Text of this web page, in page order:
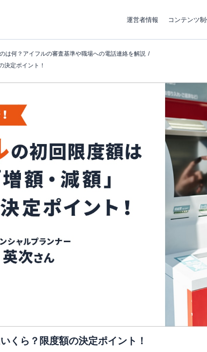
運営者情報 コンテンツ
は何？アイフルの審査基準や職場への電話連絡を解説
決定ポイント！
くら？限度額の決定ポイント！